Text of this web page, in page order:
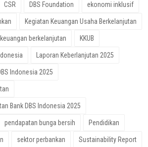
CSR DBS Foundation ekonomi inklusif
Kegiatan Keuangan Usaha Berkelanjutan
keuangan berkelanjutan KKUB
Laporan Keberlanjutan 2025
Indonesia 2025
Bank DBS Indonesia 2025
pendapatan bunga bersih Pendidikan
sektor perbankan Sustainability Report